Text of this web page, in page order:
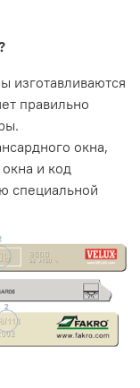
изготавливаются
правильно
окна,
и код
специальной